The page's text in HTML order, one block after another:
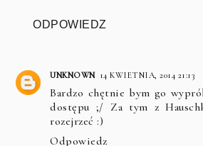
ODPOWIEDZ
UNKNOWN 14 KWIETNIA, 2014 21:13
Bardzo chętnie bym go
dostępu ;/ Za tym z
rozejrzeć :)
Odpowiedz